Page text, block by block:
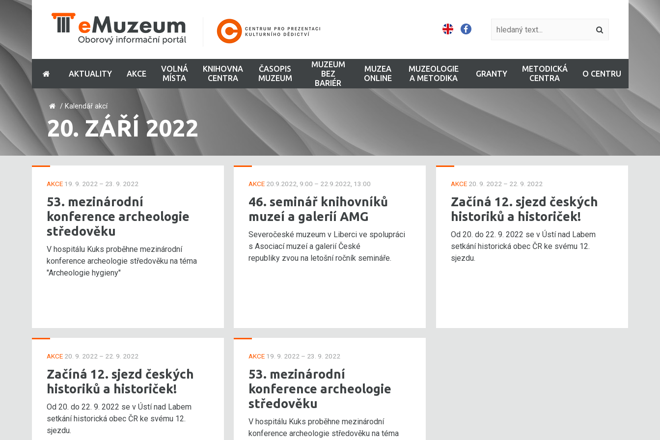
AKTUALITY AKCE
VOLNÁ
MÍSTA
KNIHOVNA
CENTRA
ČASOPIS
MUZEUM
MUZEUM
BEZ
BARIÉR
MUZEA
ONLINE
MUZEOLOGIE
A METODIKA
GRANTY
METODICKÁ
CENTRA
O CENTRU
/ Kalendář akcí
20. ZÁŘÍ 2022
AKCE 19. 9. 2022 – 23. 9. 2022
53. mezinárodní
konference archeologie
středověku
V hospitálu Kuks proběhne mezinárodní
konference archeologie středověku na téma
"Archeologie hygieny"
AKCE 20. 9. 2022 – 22. 9. 2022
Začíná 12. sjezd českých
historiků a historiček!
Od 20. do 22. 9. 2022 se v Ústí nad Labem
setkání historická obec ČR ke svému 12.
sjezdu.
AKCE 20.9.2022, 9:00 – 22.9.2022, 13:00
46. seminář knihovníků
muzeí a galerií AMG
Severočeské muzeum v Liberci ve spolupráci
s Asociací muzeí a galerií České
republiky zvou na letošní ročník semináře.
AKCE 19. 9. 2022 – 23. 9. 2022
53. mezinárodní
konference archeologie
středověku
V hospitálu Kuks proběhne mezinárodní
konference archeologie středověku na téma
AKCE 20. 9. 2022 – 22. 9. 2022
Začíná 12. sjezd českých
historiků a historiček!
Od 20. do 22. 9. 2022 se v Ústí nad Labem
setkání historická obec ČR ke svému 12.
sjezdu.